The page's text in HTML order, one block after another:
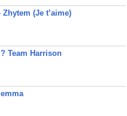
(Je t’aime)
? Team Harrison